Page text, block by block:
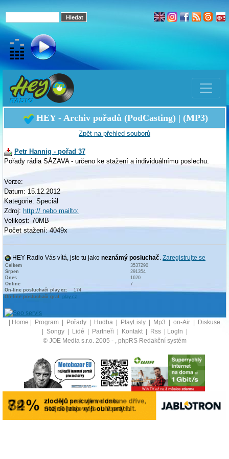
HEY - Archiv pořadů (PodCasting) | (MP3)
Zpět na přehled souborů
Petr Hannig - pořad 37
Pořady rádia SÁZAVA - určeno ke stažení a individuálnímu poslechu.
Verze:
Datum: 15.12.2012
Kategorie: Speciál
Zdroj: http:// nebo mailto:
Velikost: 70MB
Počet stažení: 4049x
HEY Radio Vás vítá, jste tu jako neznámý posluchač. Zaregistrujte se
Celkem
3537290
Srpen
291354
Dnes
1620
Online
7
On-line posluchači play.cz:
174
On-line posluchači graf: play.cz
Home Program Pořady Hudba PlayListy Mp3 on-Air
Diskuse
Songy Lidé Partneři Kontakt Rss LogIn
© JOE Media s.r.o. 2005 - , phpRS Redakční systém